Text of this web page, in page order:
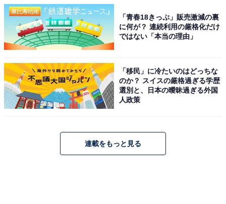
「青春18きっぷ」販売激減の裏
に何が？ 連続利用の厳格化だけ
ではない「本当の理由」
「移民」に冷たいのはどっちな
のか？ スイスの厳格過ぎる学歴
選別と、日本の曖昧過ぎる外国
人政策
連載をもっと見る